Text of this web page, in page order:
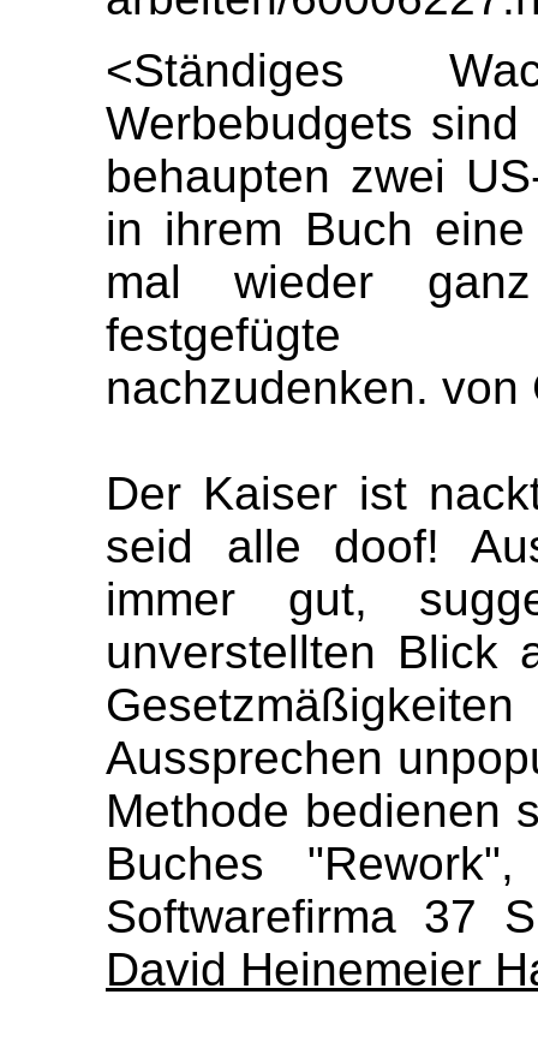
<Ständiges
Werbebudgets
behaupten zwei
in ihrem Buch
mal wieder
festgefügte
nachzudenken. von
Der Kaiser ist
seid alle doof!
immer gut,
unverstellten Blick
Aussprechen
Methode bedienen
Buches
Softwarefirma 37
David Heinemeier